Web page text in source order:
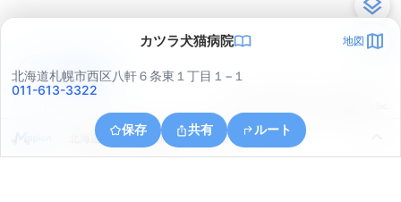
カツラ犬猫病院 地図
北海道札幌市西区八軒６条東１丁目１−１
011-613-3322
保存 共有 ルート
北海道札幌市北区新川４条２丁目５
アプリで見る